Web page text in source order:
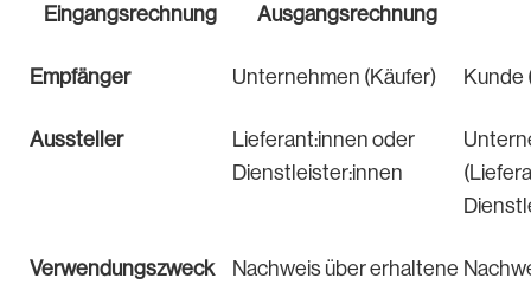
Eingangsrechnung Ausgangsrechnung
Empfänger Unternehmen (Käufer) Kunde
Aussteller
Lieferant:innen oder
Dienstleister:innen
Verwendungszweck
Nachweis über erhaltene